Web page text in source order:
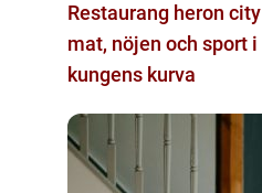
Restaurang heron city
mat, nöjen och sport i
kungens kurva